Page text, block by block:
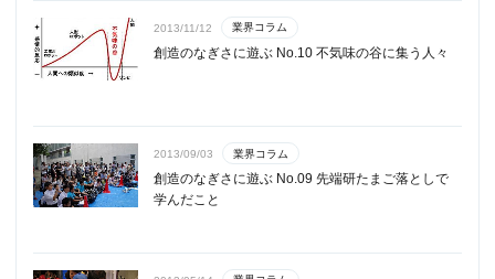
2013/11/12 業界コラム
創造のなぎさに遊ぶ No.10 不気味の谷に集う人々
2013/09/03 業界コラム
創造のなぎさに遊ぶ No.09 先端研たまご落としで
学んだこと